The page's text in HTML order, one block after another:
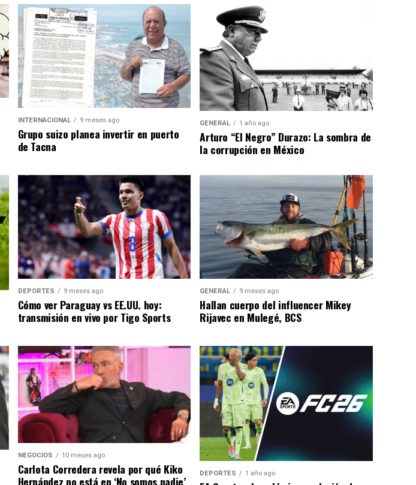
INTERNACIONAL 9 meses ago
Grupo suizo planea invertir en puerto
de Tacna
GENERAL 1 año ago
Arturo “El Negro” Durazo: La sombra de
la corrupción en México
DEPORTES 9 meses ago
Cómo ver Paraguay vs EE.UU. hoy:
transmisión en vivo por Tigo Sports
GENERAL 9 meses ago
Hallan cuerpo del influencer Mikey
Rijavec en Mulegé, BCS
NEGOCIOS 10 meses ago
Carlota Corredera revela por qué Kiko
Hernández no está en ‘No somos nadie’
DEPORTES 1 año ago